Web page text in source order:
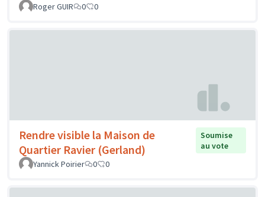
Roger GUIR 0 0
Rendre visible la Maison de
Quartier Ravier (Gerland)
Soumise
au vote
Yannick Poirier
0 0